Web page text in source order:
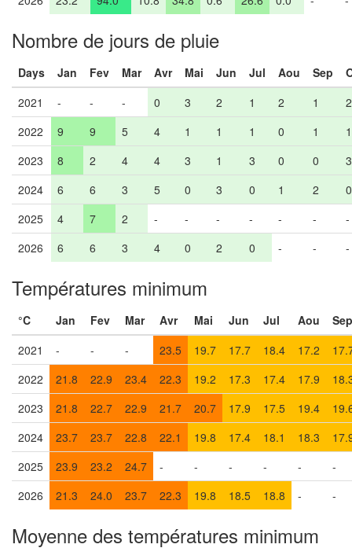
Nombre de jours de pluie
Days Jan Fev Mar Avr Mai Jun Jul Aou Sep
2021
- - - 0 3 2 1 2 1
2
2022
9 9 5 4 1 1 1 0 1
1
2023
8 2 4 4 3 1 3 0 0
3
2024
6 6 3 5 0 3 0 1 2
0
2025
4 7 2 - - - - - -
-
2026
6 6 3 4 0 2 0 - - -
Températures minimum
°C Jan Fev Mar Avr Mai Jun Jul Aou
Sep
2021
- - - 23.5 19.7 17.7 18.4 17.2
2022
21.8 22.9 23.4 22.3 19.2 17.3 17.4 17.9
2023
21.8 22.7 22.9 21.7 20.7 17.9 17.5 19.4
2024
23.7 23.7 22.8 22.1 19.8 17.4 18.1 18.3
2025
23.9 23.2 24.7 - - - - -
-
2026
21.3 24.0 23.7 22.3 19.8 18.5 18.8 - -
Moyenne des températures minimum